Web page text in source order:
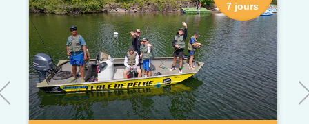
7 jours